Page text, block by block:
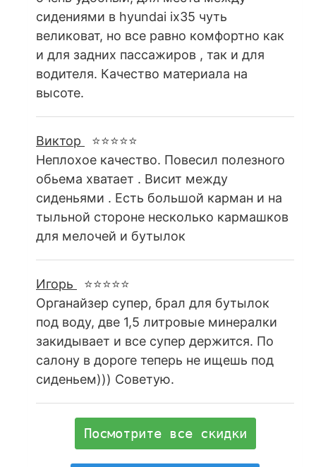
сидениями в hyundai ix35 чуть
великоват, но все равно комфортно как
и для задних пассажиров , так и для
водителя. Качество материала на
высоте.
Виктор
⭐⭐⭐⭐⭐
Неплохое качество. Повесил полезного
обьема хватает . Висит между
сиденьями . Есть большой карман и на
тыльной стороне несколько кармашков
для мелочей и бутылок
Игорь
⭐⭐⭐⭐⭐
Органайзер супер, брал для бутылок
под воду, две 1,5 литровые минералки
закидывает и все супер держится. По
салону в дороге теперь не ищешь под
сиденьем))) Советую.
Посмотрите все скидки